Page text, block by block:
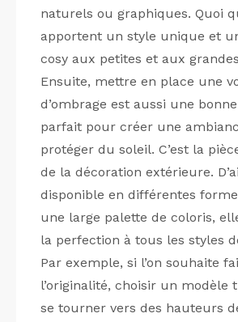
naturels ou graphiques. Quoi
apportent un style unique et
cosy aux petites et aux
Ensuite, mettre en place une
d’ombrage est aussi une bonne
parfait pour créer une
protéger du soleil. C’est la
de la décoration extérieure.
disponible en différentes
une large palette de coloris,
la perfection à tous les styles
Par exemple, si l’on souhaite
l’originalité, choisir un modèle
se tourner vers des hauteurs